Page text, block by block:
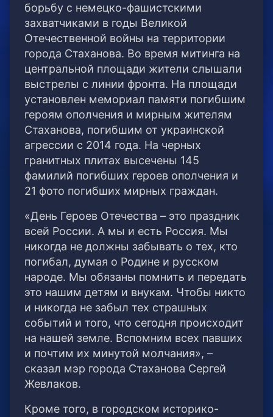
борьбу с немецко-фашистскими
захватчиками в годы Великой
Отечественной войны на территории
города Стаханова. Во время митинга на
центральной площади жители слышали
выстрелы с линии фронта. На площади
установлен мемориал памяти погибшим
героям ополчения и мирным жителям
Стаханова, погибшим от украинской
агрессии с 2014 года. На черных
гранитных плитах высечены 145
фамилий погибших героев ополчения и
21 фото погибших мирных граждан.
«День Героев Отечества – это праздник
всей России. А мы и есть Россия. Мы
никогда не должны забывать о тех, кто
погибал, думая о Родине и русском
народе. Мы обязаны помнить и передать
это нашим детям и внукам. Чтобы никто
и никогда не забыл тех страшных
событий и того, что сегодня происходит
на нашей земле. Вспомним всех павших
и почтим их минутой молчания», –
сказал мэр города Стаханова Сергей
Жевлаков.
Кроме того, в городском историко-